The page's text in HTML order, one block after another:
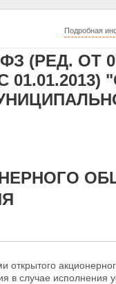
Подробная
(РЕД. ОТ
открытого
в случае исполнения